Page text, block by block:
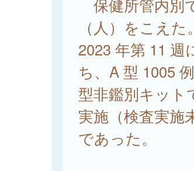
保健所管内別
（人）をこえた。
2023 年第 11 週
ち、A 型 1005
型非鑑別キット
実施（検査実施
であった。